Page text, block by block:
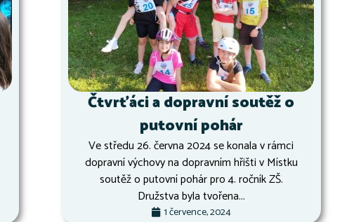
Čtvrťáci a dopravní soutěž o
putovní pohár
Ve středu 26. června 2024 se konala v rámci
dopravní výchovy na dopravním hřišti v Místku
soutěž o putovní pohár pro 4. ročník ZŠ.
Družstva byla tvořena...
1 července, 2024